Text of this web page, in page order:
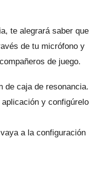
te alegrará saber que
de tu micrófono y
de juego.
de caja de resonancia.
y configúrelo
a la configuración